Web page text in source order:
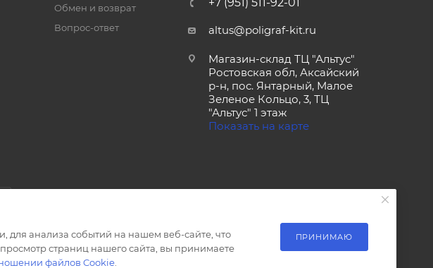
Обмен и возврат
Вопрос-ответ
altus@poligraf-kit.ru
Магазин-склад ТЦ "Альтус"
Ростовская обл, Аксайский
р-н, пос. Янтарный, Малое
Зеленое Кольцо, 3, ТЦ
"Альтус" 1 этаж
Показать на карте
анализа событий на нашем веб-сайте, что
страниц нашего сайта, вы принимаете
файлов Cookie
ПРИНИМАЮ